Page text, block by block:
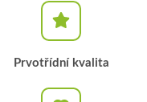
Prvotřídní kvalita